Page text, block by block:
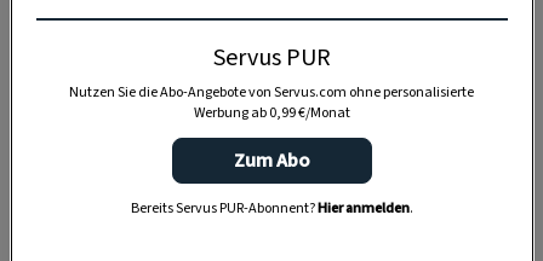
Servus PUR
Nutzen Sie die Abo-Angebote von Servus.com ohne personalisierte
Werbung ab 0,99 €/Monat
Zum Abo
Bereits Servus PUR-Abonnent?Hier anmelden.